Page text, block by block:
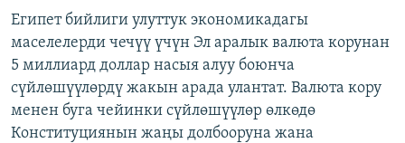
БИЗ ЖАНА ДҮЙНӨ
ДАНИСТЕ
ЭЖЕ-СИҢДИЛЕР
АЗАТТЫК+
Русский
ОНЛАЙН ШЕРИНЕ
Египет бийлиги улуттук экономикадагы
маселелерди чечүү үчүн Эл аралык валюта корунан
5 миллиард доллар насыя алуу боюнча
сүйлөшүүлөрдү жакын арада улантат. Валюта кору
менен буга чейинки сүйлөшүүлөр өлкөдө
Конституциянын жаңы долбооруна жана